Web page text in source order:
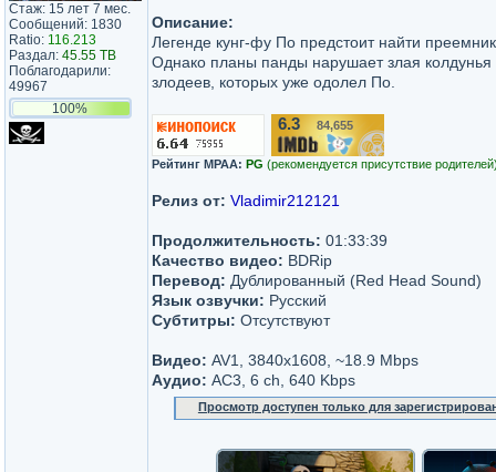
Стаж: 15 лет 7 мес.
Сообщений: 1830
Ratio: 116.213
Раздал: 45.55 TB
Поблагодарили:
49967
100%
Описание:
Легенде кунг-фу По предстоит найти
Однако планы панды нарушает злая колдунья
злодеев, которых уже одолел По.
6.3 84,655
Рейтинг MPAA: PG (рекомендуется присутствие
Релиз от: Vladimir212121
Продолжительность: 01:33:39
Качество видео: BDRip
Перевод: Дублированный (Red Head Sound)
Язык озвучки: Русский
Субтитры: Отсутствуют
Видео: AV1, 3840x1608, ~18.9 Mbps
Аудио: AC3, 6 ch, 640 Kbps
Просмотр доступен только для